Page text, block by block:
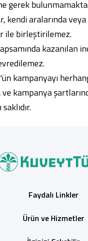
gerek
kendi aralarında
ile birleştirilemez.
kazanılan
kampanyayı
ve kampanya
Faydalı Linkler
Ürün ve Hizmetler